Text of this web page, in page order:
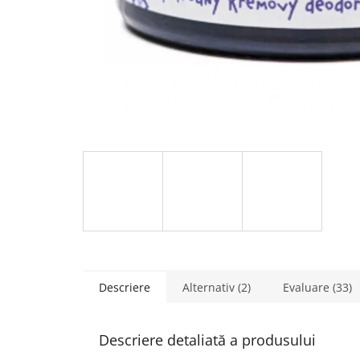
Descriere Alternativ (2) Evaluare (33)
Descriere detaliată a produsului